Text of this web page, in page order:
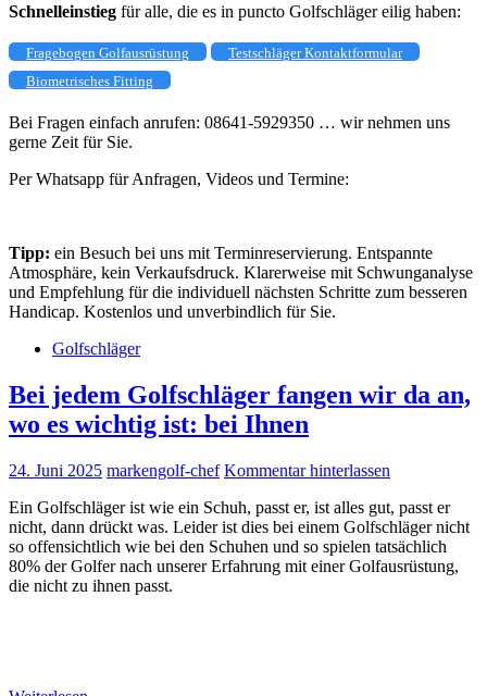
Schnelleinstieg für alle, die es in puncto Golfschläger eilig haben:
Fragebogen Golfausrüstung
Testschläger Kontaktformular
Biometrisches Fitting
Bei Fragen einfach anrufen: 08641-5929350 … wir nehmen uns
gerne Zeit für Sie.
Per Whatsapp für Anfragen, Videos und Termine:
Tipp: ein Besuch bei uns mit Terminreservierung. Entspannte
Atmosphäre, kein Verkaufsdruck. Klarerweise mit Schwunganalyse
und Empfehlung für die individuell nächsten Schritte zum besseren
Handicap. Kostenlos und unverbindlich für Sie.
Golfschläger
Bei jedem Golfschläger fangen wir da an,
wo es wichtig ist: bei Ihnen
24. Juni 2025 markengolf-chef Kommentar hinterlassen
Ein Golfschläger ist wie ein Schuh, passt er, ist alles gut, passt er
nicht, dann drückt was. Leider ist dies bei einem Golfschläger nicht
so offensichtlich wie bei den Schuhen und so spielen tatsächlich
80% der Golfer nach unserer Erfahrung mit einer Golfausrüstung,
die nicht zu ihnen passt.